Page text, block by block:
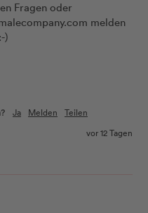
Fragen oder
melden
)
Ja Melden
Teilen
vor 12 Tagen